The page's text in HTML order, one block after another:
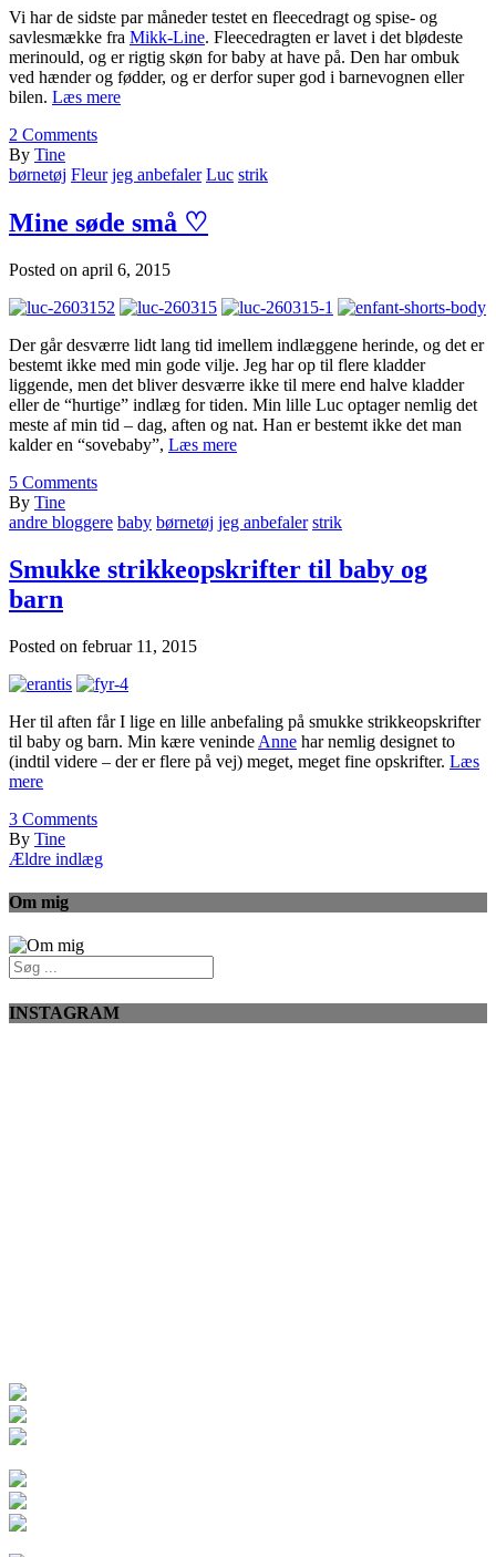
Vi har de sidste par måneder testet en fleecedragt og spise- og
savlesmække fra Mikk-Line. Fleecedragten er lavet i det blødeste
merinould, og er rigtig skøn for baby at have på. Den har ombuk
ved hænder og fødder, og er derfor super god i barnevognen eller
bilen. Læs mere
2 Comments
By Tine
børnetøj Fleur jeg anbefaler Luc strik
Mine søde små ♡
Posted on april 6, 2015
Der går desværre lidt lang tid imellem indlæggene herinde, og det er
bestemt ikke med min gode vilje. Jeg har op til flere kladder
liggende, men det bliver desværre ikke til mere end halve kladder
eller de “hurtige” indlæg for tiden. Min lille Luc optager nemlig det
meste af min tid – dag, aften og nat. Han er bestemt ikke det man
kalder en “sovebaby”, Læs mere
5 Comments
By Tine
andre bloggere baby børnetøj jeg anbefaler strik
Smukke strikkeopskrifter til baby og
barn
Posted on februar 11, 2015
Her til aften får I lige en lille anbefaling på smukke strikkeopskrifter
til baby og barn. Min kære veninde Anne har nemlig designet to
(indtil videre – der er flere på vej) meget, meget fine opskrifter. Læs
mere
3 Comments
By Tine
Ældre indlæg
Om mig
INSTAGRAM